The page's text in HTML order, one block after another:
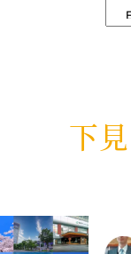
下見